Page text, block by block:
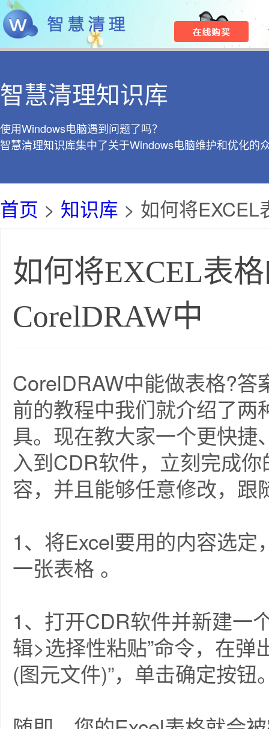
智慧清理知识库
使用Windows电脑遇到问题了吗？
智慧清理知识库集中了关于Windows电脑维护和优化的
首页 > 知识库 > 如何将
如何将EXCEL表
CorelDRAW中
CorelDRAW中能做表格?
前的教程中我们就介绍了
具。现在教大家一个更快
入到CDR软件，立刻完成
容，并且能够任意修改，跟
1、将Excel要用的内容选
一张表格 。
1、打开CDR软件并新建一
辑>选择性粘贴”命令，在弹
(图元文件)”，单击确定按钮